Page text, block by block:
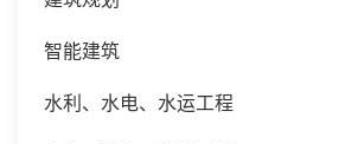
智能建筑
水利、水电、水运工程